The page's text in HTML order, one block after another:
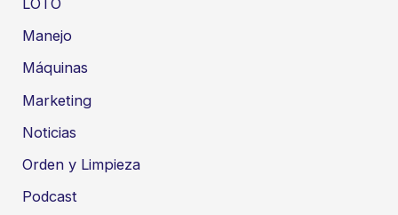
Manejo
Máquinas
Marketing
Noticias
Orden y Limpieza
Podcast